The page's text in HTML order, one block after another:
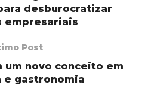
desburocratizar
empresariais
Post
um novo conceito em
e gastronomia